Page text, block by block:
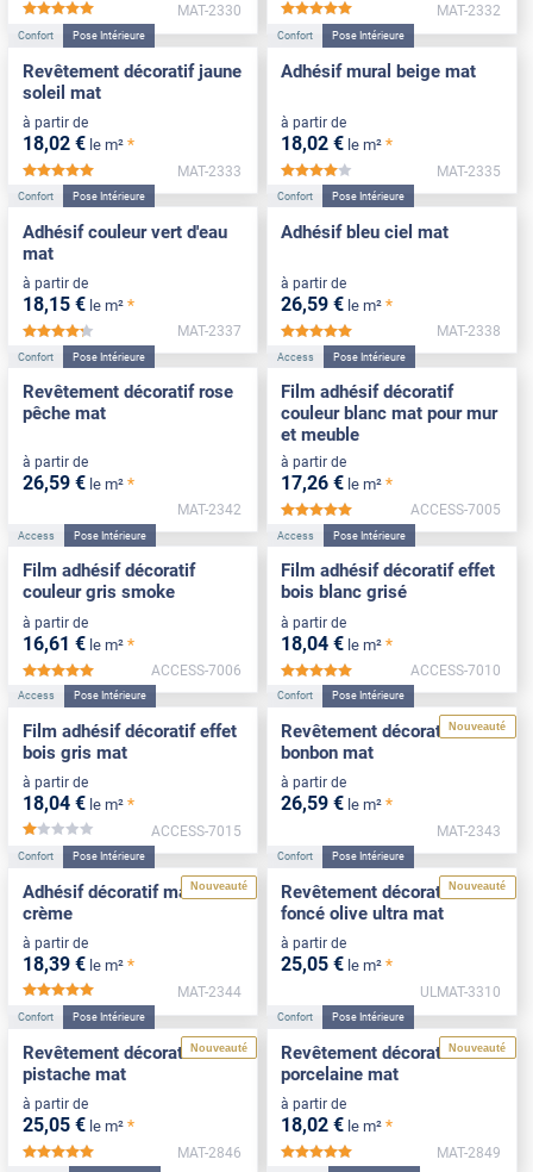
*****
MAT-2330 MAT-2332
Confort Pose Intérieure
Revêtement décoratif jaune
soleil mat
à partir de
18,02 € le m² *
*****
MAT-2333
Confort Pose Intérieure
Adhésif mural beige mat
à partir de
18,02 € le m² *
*****
MAT-2335
Confort Pose Intérieure
Adhésif couleur vert d'eau
mat
à partir de
18,15 € le m² *
*****
MAT-2337
Confort Pose Intérieure
Adhésif bleu ciel mat
à partir de
26,59 € le m² *
MAT-2338
Confort Pose Intérieure
Revêtement décoratif rose
pêche mat
à partir de
26,59 € le m² *
MAT-2342
Access Pose Intérieure
Film adhésif décoratif
couleur blanc mat pour mur
et meuble
à partir de
17,26 € le m² *
ACCESS-7005
Access Pose Intérieure
Film adhésif décoratif
couleur gris smoke
à partir de
16,61 € le m² *
*****
ACCESS-7006
Access Pose Intérieure
Film adhésif décoratif effet
bois blanc grisé
à partir de
18,04 € le m² *
ACCESS-7010
Access Pose Intérieure
Film adhésif décoratif effet
bois gris mat
à partir de
18,04 € le m² *
*****
ACCESS-7015
Nouveauté
Confort Pose Intérieure
Revêtement décoratif rose
bonbon mat
à partir de
26,59 € le m² *
MAT-2343
Nouveauté
Confort Pose Intérieure
Adhésif décoratif mat blanc
crème
à partir de
18,39 € le m² *
*****
MAT-2344
Nouveauté
Confort Pose Intérieure
Revêtement décoratif vert
foncé olive ultra mat
à partir de
25,05 € le m² *
ULMAT-3310
Nouveauté
Confort Pose Intérieure
Revêtement décoratif vert
pistache mat
à partir de
25,05 € le m² *
*****
MAT-2846
Nouveauté
Confort Pose Intérieure
Revêtement décoratif
porcelaine mat
à partir de
18,02 € le m² *
MAT-2849